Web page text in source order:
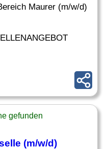
Maurer (m/w/d)
gefunden
(m/w/d)